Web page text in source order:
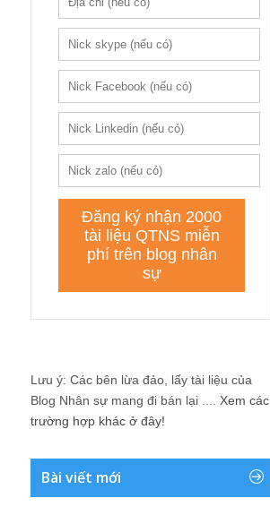
Lưu ý: Các bên lừa đảo, lấy tài liệu của
Blog Nhân sự mang đi bán lại .... Xem các
trường hợp khác ở đây!
Bài viết mới